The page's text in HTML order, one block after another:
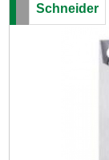
Schneider